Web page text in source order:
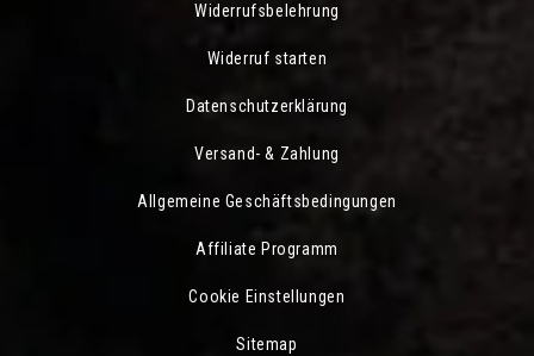
Widerrufsbelehrung
Widerruf starten
Datenschutzerklärung
Versand- & Zahlung
Allgemeine Geschäftsbedingungen
Affiliate Programm
Cookie Einstellungen
Sitemap